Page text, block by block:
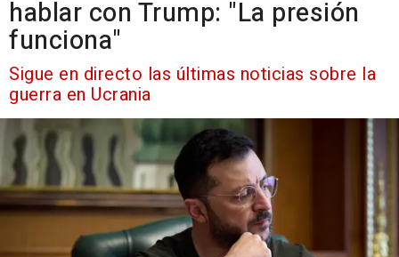
hablar con Trump: "La presión
funciona"
Sigue en directo las últimas noticias sobre la
guerra en Ucrania